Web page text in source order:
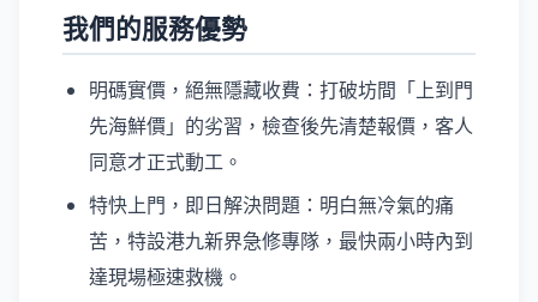
我們的服務優勢
明碼實價，絕無隱藏收費：打破坊間「上到門
先海鮮價」的劣習，檢查後先清楚報價，客人
同意才正式動工。
特快上門，即日解決問題：明白無冷氣的痛
苦，特設港九新界急修專隊，最快兩小時內到
達現場極速救機。